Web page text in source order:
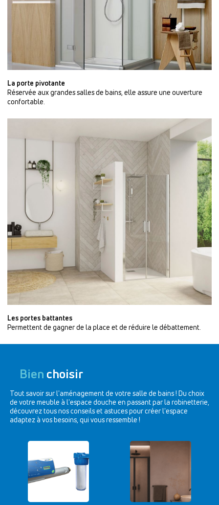
La porte pivotante
Réservée aux grandes salles de bains, elle assure une ouverture
confortable.
Les portes battantes
Permettent de gagner de la place et de réduire le débattement.
Bien choisir
Tout savoir sur l'aménagement de votre salle de bains ! Du choix
de votre meuble à l'espace douche en passant par la robinetterie,
découvrez tous nos conseils et astuces pour créer l'espace
adaptez à vos besoins, qui vous ressemble !